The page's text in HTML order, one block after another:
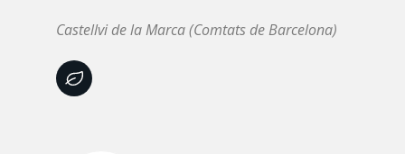
Castellvi de la Marca (Comtats de Barcelona)